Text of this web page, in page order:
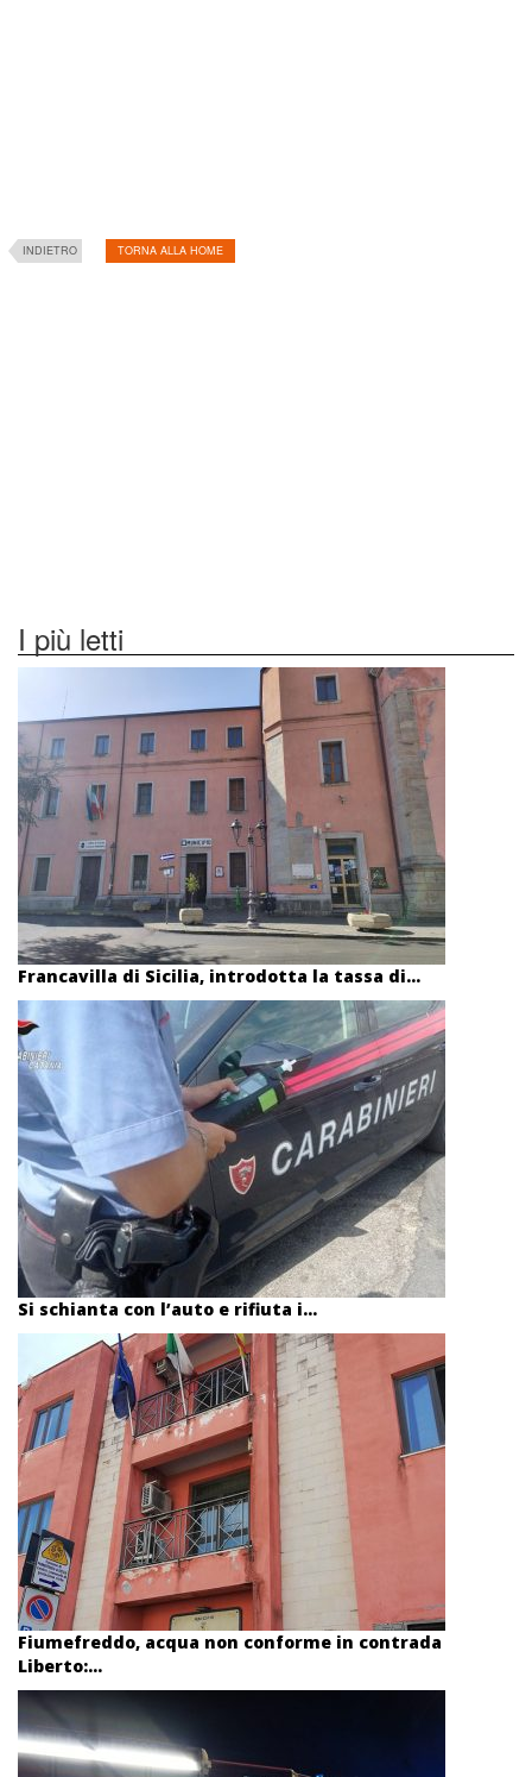
INDIETRO TORNA ALLA HOME
I più letti
Francavilla di Sicilia, introdotta la tassa di...
Si schianta con l’auto e rifiuta i...
Fiumefreddo, acqua non conforme in contrada
Liberto:...